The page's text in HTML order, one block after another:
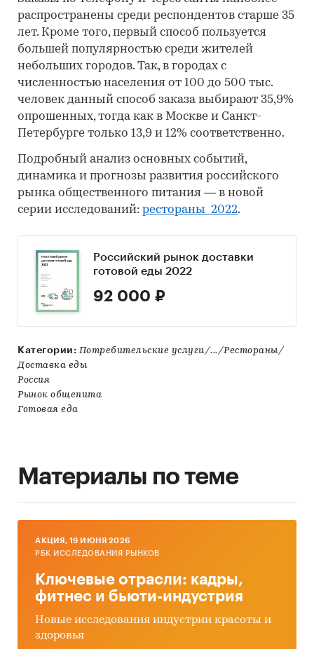
распространены среди респондентов старше 35
лет. Кроме того, первый способ пользуется
большей популярностью среди жителей
небольших городов. Так, в городах с
численностью населения от 100 до 500 тыс.
человек данный способ заказа выбирают 35,9%
опрошенных, тогда как в Москве и Санкт-
Петербурге только 13,9 и 12% соответственно.
Подробный анализ основных событий,
динамика и прогнозы развития российского
рынка общественного питания — в новой
серии исследований: рестораны_2022.
Российский рынок доставки
готовой еды 2022
92 000 ₽
Категории: Потребительские услуги/.../Рестораны/
Доставка еды
Россия
Рынок общепита
Готовая еда
Материалы по теме
AКЦИЯ, 19 ИЮНЯ 2026
РБК ИССЛЕДОВАНИЯ РЫНКОВ
Ключевые отрасли: кадры,
фитнес и бьюти-индустрия
Новые исследования индустрии красоты и
здоровья